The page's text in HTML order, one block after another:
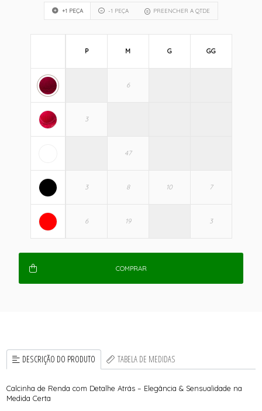
+1 PEÇA -1 PEÇA PREENCHER A QTDE
P M G GG
COMPRAR
DESCRIÇÃO DO PRODUTO TABELA DE MEDIDAS
Calcinha de Renda com Detalhe Atrás – Elegância & Sensualidade na
Medida Certa